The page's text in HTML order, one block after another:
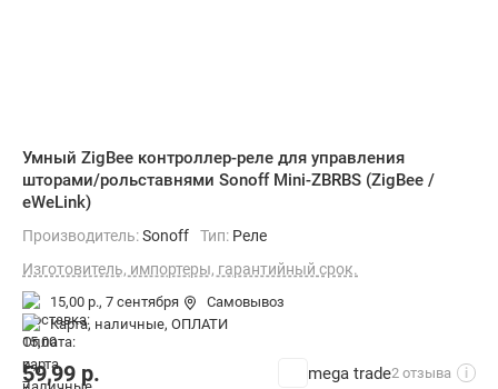
Умный ZigBee контроллер-реле для управления
шторами/рольставнями Sonoff Mini-ZBRBS (ZigBee /
eWeLink)
Производитель:Sonoff Тип: Реле
Изготовитель, импортеры, гарантийный срок.
15,00 р., 7 сентября
Самовывоз
карта, наличные, ОПЛАТИ
59,99 р. mega trade2 отзыва i